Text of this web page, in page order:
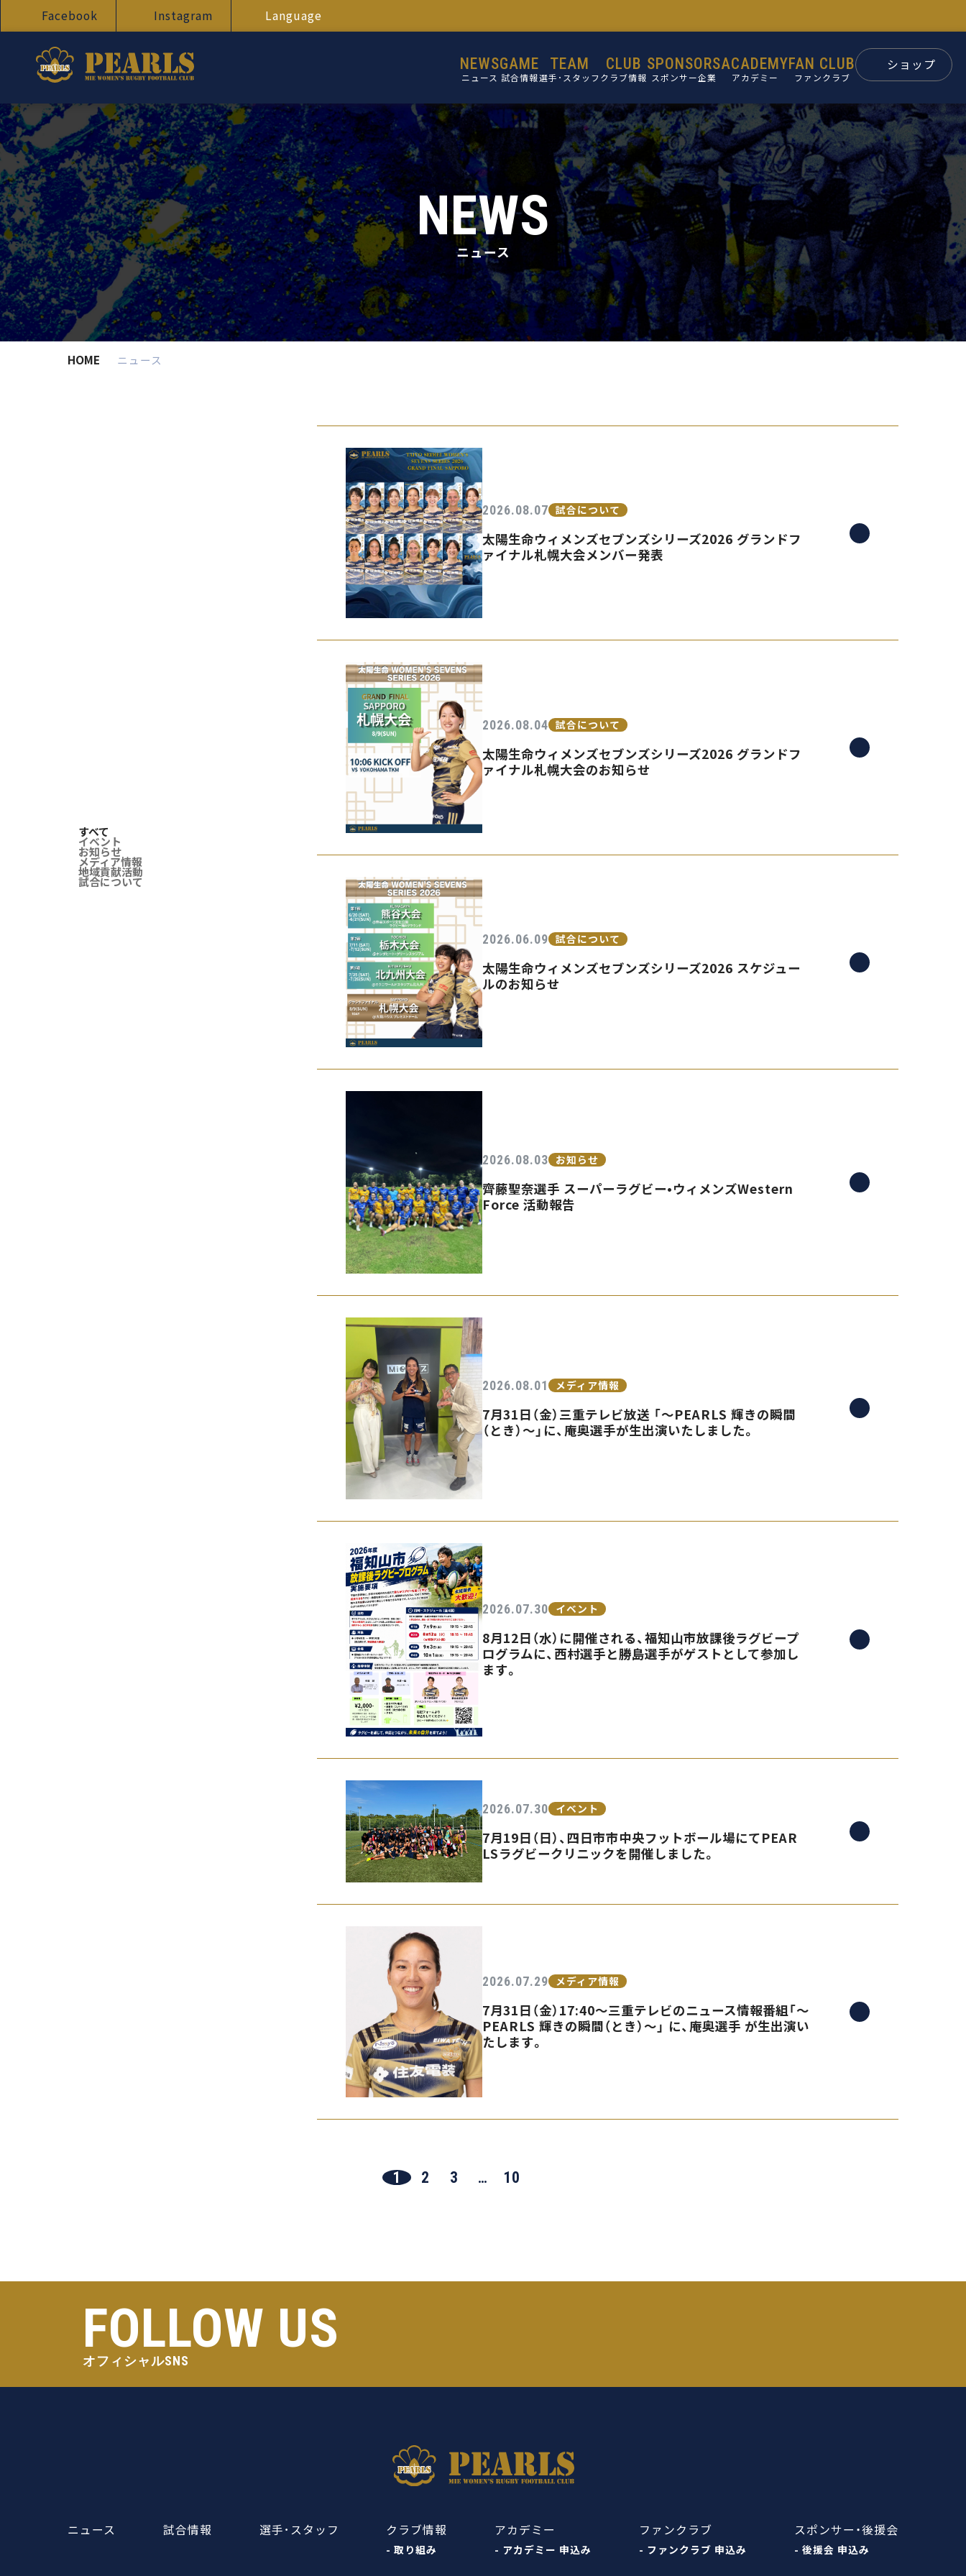
Facebook Instagram Language
NEWS
ニュース
GAME
試合情報
TEAM
選手･スタッフ
選手
スタッフ
CLUB
クラブ情報
設立目的
活動理念
ミッション
ビジョン
コア・バリュー
クラブ概要
施設紹介
クラブ沿革
PEARLSの取り組み
SPONSORS
スポンサー企業
スポンサー
パートナー
後援会
ACADEMY
アカデミー
FAN CLUB
ファンクラブ
ショップ
NEWS
ニュース
HOME ニュース
すべて
イベント
お知らせ
メディア情報
地域貢献活動
試合について
2026.08.07 試合について
太陽生命ウィメンズセブンズシリーズ2026 グランドフ
ァイナル札幌大会メンバー発表
2026.08.04 試合について
太陽生命ウィメンズセブンズシリーズ2026 グランドフ
ァイナル札幌大会のお知らせ
2026.06.09 試合について
太陽生命ウィメンズセブンズシリーズ2026 スケジュー
ルのお知らせ
2026.08.03 お知らせ
齊藤聖奈選手 スーパーラグビー•ウィメンズWestern
Force 活動報告
2026.08.01 メディア情報
7月31日（金）三重テレビ放送 「〜PEARLS 輝きの瞬間
（とき）〜」に、庵奥選手が生出演いたしました。
2026.07.30 イベント
8月12日（水）に開催される、福知山市放課後ラグビープ
ログラムに、西村選手と勝島選手がゲストとして参加し
ます。
2026.07.30 イベント
7月19日（日）、四日市市中央フットボール場にてPEAR
LSラグビークリニックを開催しました。
2026.07.29 メディア情報
7月31日（金）17:40〜三重テレビのニュース情報番組「〜
PEARLS 輝きの瞬間（とき）〜」 に、庵奥選手 が生出演い
たします。
1 2 3 … 10
FOLLOW US
オフィシャルSNS
ニュース 試合情報 選手･スタッフ クラブ情報
- 取り組み
アカデミー
- アカデミー 申込み
ファンクラブ
- ファンクラブ 申込み
スポンサー・後援会
- 後援会 申込み